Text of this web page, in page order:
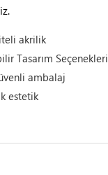
akrilik
Tasarım Seçenekleri
ambalaj
estetik